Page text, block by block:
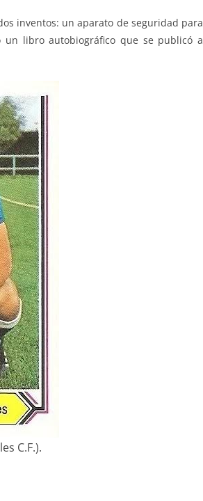
inventos: un aparato de seguridad para
libro autobiográfico que se publicó a
C.F.).